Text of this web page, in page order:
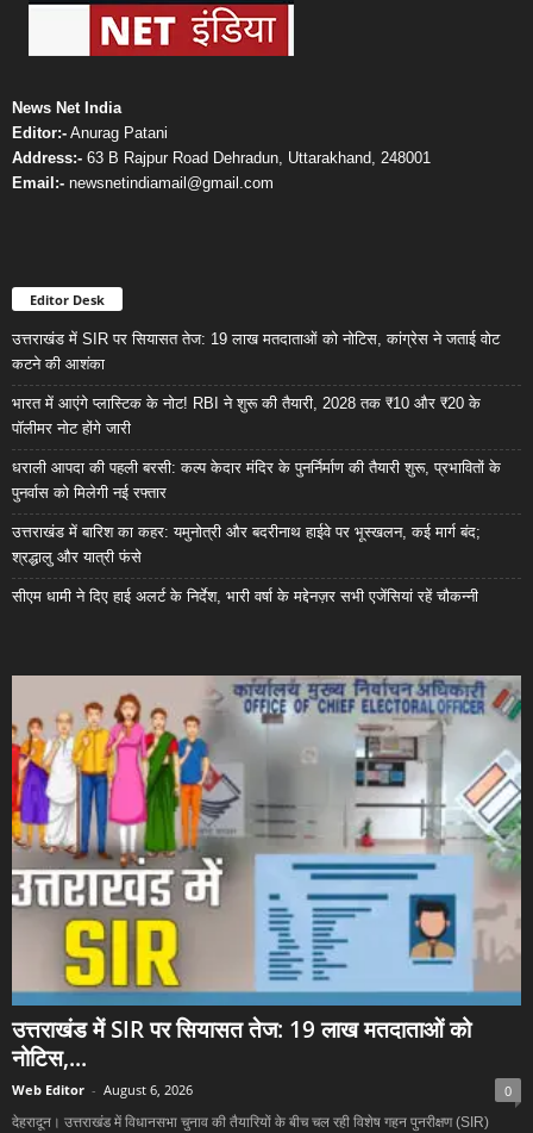
News Net India
Editor:- Anurag Patani
Address:- 63 B Rajpur Road Dehradun, Uttarakhand, 248001
Email:- newsnetindiamail@gmail.com
Editor Desk
उत्तराखंड में SIR पर सियासत तेज: 19 लाख मतदाताओं को नोटिस, कांग्रेस ने जताई वोट
कटने की आशंका
भारत में आएंगे प्लास्टिक के नोट! RBI ने शुरू की तैयारी, 2028 तक ₹10 और ₹20 के
पॉलीमर नोट होंगे जारी
धराली आपदा की पहली बरसी: कल्प केदार मंदिर के पुनर्निर्माण की तैयारी शुरू, प्रभावितों के
पुनर्वास को मिलेगी नई रफ्तार
उत्तराखंड में बारिश का कहर: यमुनोत्री और बदरीनाथ हाईवे पर भूस्खलन, कई मार्ग बंद;
श्रद्धालु और यात्री फंसे
सीएम धामी ने दिए हाई अलर्ट के निर्देश, भारी वर्षा के मद्देनज़र सभी एजेंसियां रहें चौकन्नी
उत्तराखंड में SIR पर सियासत तेज: 19 लाख मतदाताओं को
नोटिस,...
Web Editor - August 6, 2026 0
देहरादून। उत्तराखंड में विधानसभा चुनाव की तैयारियों के बीच चल रही विशेष गहन पुनरीक्षण (SIR)